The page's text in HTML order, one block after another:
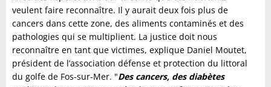
veulent faire reconnaître. Il y aurait deux fois plus de
cancers dans cette zone, des aliments contaminés et des
pathologies qui se multiplient. La justice doit nous
reconnaître en tant que victimes, explique Daniel Moutet,
président de l’association défense et protection du littoral
du golfe de Fos-sur-Mer. "Des cancers, des diabètes